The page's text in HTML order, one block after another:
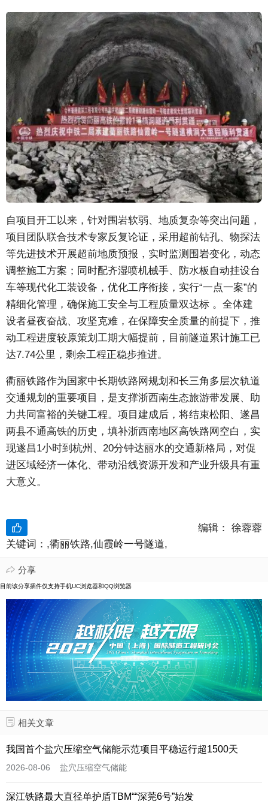
自项目开工以来，针对围岩软弱、地质复杂等突出问题，
项目团队联合技术专家反复论证，采用超前钻孔、物探法
等先进技术开展超前地质预报，实时监测围岩变化，动态
调整施工方案；同时配齐湿喷机械手、防水板自动挂设台
车等现代化工装设备，优化工序衔接，实行“一点一案”的
精细化管理，确保施工安全与工程质量双达标 。全体建
设者昼夜奋战、攻坚克难，在保障安全质量的前提下，推
动工程进度较原策划工期大幅提前，目前隧道累计施工已
达7.74公里，剩余工程正稳步推进。
衢丽铁路作为国家中长期铁路网规划和长三角多层次轨道
交通规划的重要项目，是支撑浙西南生态旅游带发展、助
力共同富裕的关键工程。项目建成后，将结束松阳、遂昌
两县不通高铁的历史，填补浙西南地区高铁路网空白，实
现遂昌1小时到杭州、20分钟达丽水的交通新格局，对促
进区域经济一体化、带动沿线资源开发和产业升级具有重
大意义。
编辑： 徐蓉蓉
关键词： ,衢丽铁路,仙霞岭一号隧道,
 分享
目前该分享插件仅支持手机UC浏览器和QQ浏览器
 相关文章
我国首个盐穴压缩空气储能示范项目平稳运行超1500天
2026-08-06 盐穴压缩空气储能
深江铁路最大直径单护盾TBM““深莞6号”始发